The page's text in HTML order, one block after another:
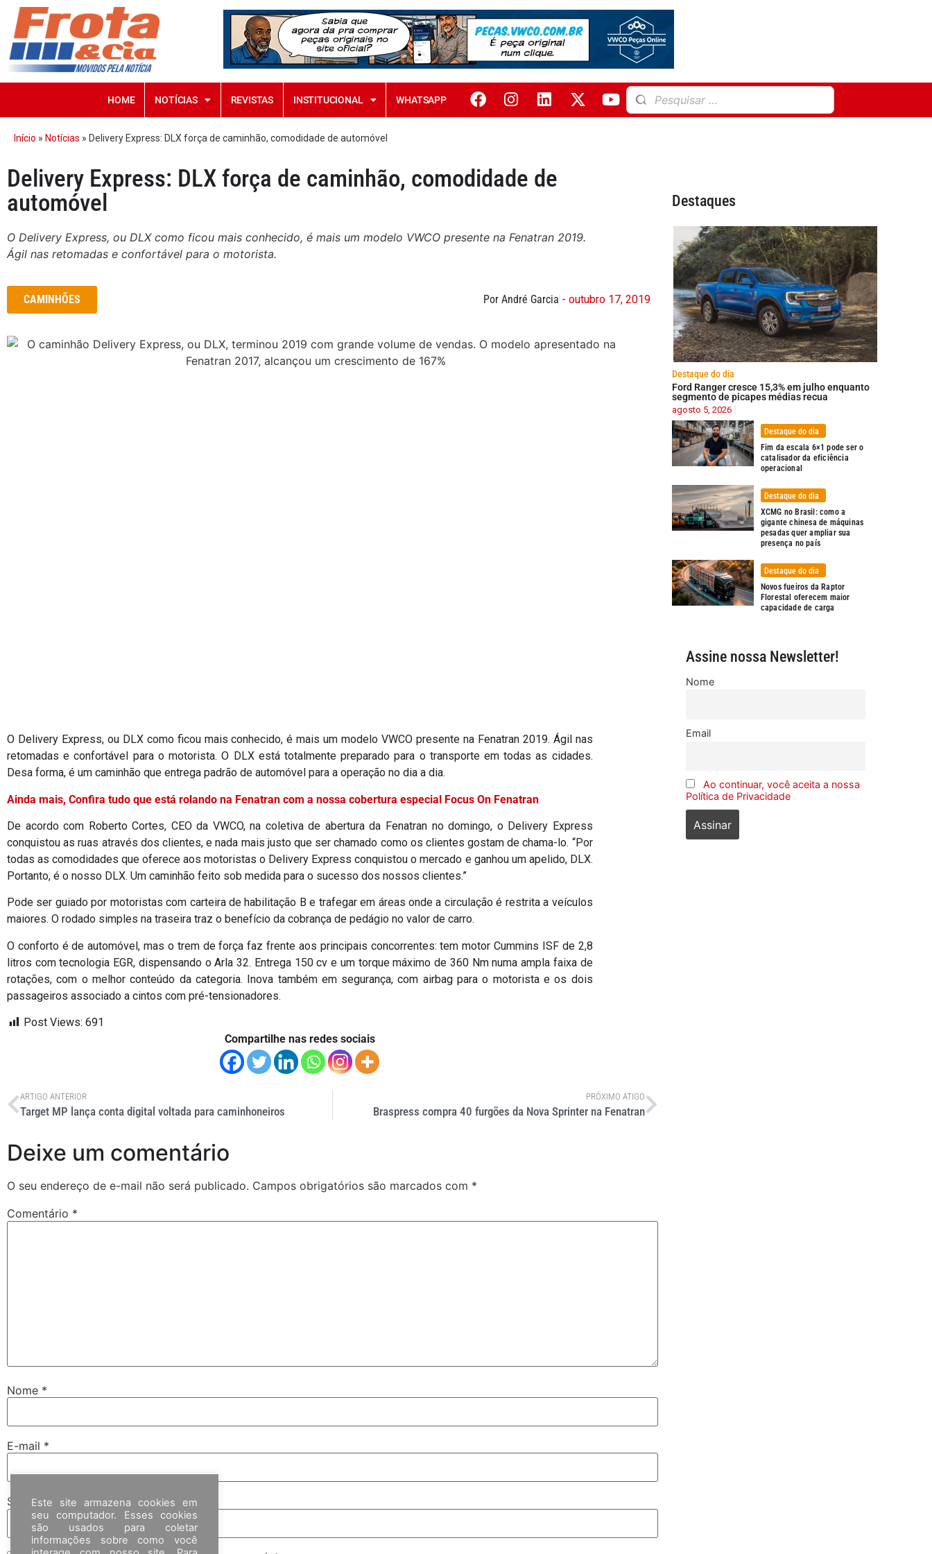
HOME NOTÍCIAS REVISTAS INSTITUCIONAL WHATSAPP
Início » Notícias » Delivery Express: DLX força de caminhão, comodidade de automóvel
Delivery Express: DLX força de caminhão, comodidade de
automóvel
O Delivery Express, ou DLX como ficou mais conhecido, é mais um modelo VWCO presente na Fenatran 2019.
Ágil nas retomadas e confortável para o motorista.
CAMINHÕES Por André Garcia - outubro 17, 2019
O Delivery Express, ou DLX como ficou mais conhecido, é mais um modelo VWCO presente na Fenatran 2019. Ágil nas
retomadas e confortável para o motorista. O DLX está totalmente preparado para o transporte em todas as cidades.
Desa forma, é um caminhão que entrega padrão de automóvel para a operação no dia a dia.
Ainda mais, Confira tudo que está rolando na Fenatran com a nossa cobertura especial Focus On Fenatran
De acordo com Roberto Cortes, CEO da VWCO, na coletiva de abertura da Fenatran no domingo, o Delivery Express
conquistou as ruas através dos clientes, e nada mais justo que ser chamado como os clientes gostam de chama-lo. “Por
todas as comodidades que oferece aos motoristas o Delivery Express conquistou o mercado e ganhou um apelido, DLX.
Portanto, é o nosso DLX. Um caminhão feito sob medida para o sucesso dos nossos clientes.”
Pode ser guiado por motoristas com carteira de habilitação B e trafegar em áreas onde a circulação é restrita a veículos
maiores. O rodado simples na traseira traz o benefício da cobrança de pedágio no valor de carro.
O conforto é de automóvel, mas o trem de força faz frente aos principais concorrentes: tem motor Cummins ISF de 2,8
litros com tecnologia EGR, dispensando o Arla 32. Entrega 150 cv e um torque máximo de 360 Nm numa ampla faixa de
rotações, com o melhor conteúdo da categoria. Inova também em segurança, com airbag para o motorista e os dois
passageiros associado a cintos com pré-tensionadores.
Post Views: 691
Compartilhe nas redes sociais
ARTIGO ANTERIOR
Target MP lança conta digital voltada para caminhoneiros
PRÓXIMO ATIGO
Braspress compra 40 furgões da Nova Sprinter na Fenatran
Deixe um comentário
O seu endereço de e-mail não será publicado. Campos obrigatórios são marcados com *
Comentário *
Nome *
E-mail *
Site
Destaques
Destaque do dia
Ford Ranger cresce 15,3% em julho enquanto
segmento de picapes médias recua
agosto 5, 2026
Destaque do dia
Fim da escala 6×1 pode ser o
catalisador da eficiência
operacional
Destaque do dia
XCMG no Brasil: como a
gigante chinesa de máquinas
pesadas quer ampliar sua
presença no país
Destaque do dia
Novos fueiros da Raptor
Florestal oferecem maior
capacidade de carga
Assine nossa Newsletter!
Nome
Email
Ao continuar, você aceita a nossa
Política de Privacidade
Este site armazena cookies em
seu computador. Esses cookies
são usados para coletar
informações sobre como você